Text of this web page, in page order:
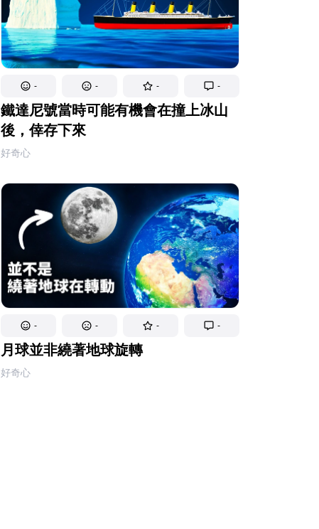
- - - -
鐵達尼號當時可能有機會在撞上冰山
後，倖存下來
好奇心
- - - -
月球並非繞著地球旋轉
好奇心